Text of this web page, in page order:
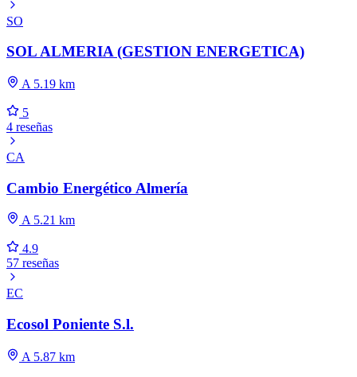
SO
SOL ALMERIA (GESTION ENERGETICA)
A 5.19 km
5
4 reseñas
CA
Cambio Energético Almería
A 5.21 km
4.9
57 reseñas
EC
Ecosol Poniente S.l.
A 5.87 km